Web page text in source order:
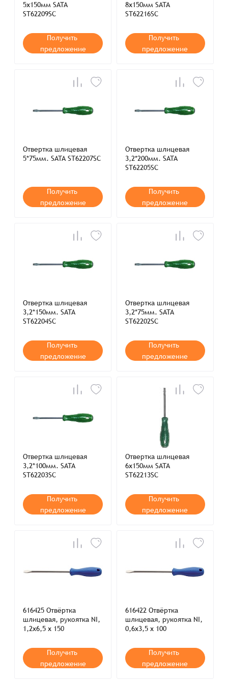
5х150мм SATA
ST62209SC
Получить
предложение
8х150мм SATA
ST62216SC
Получить
предложение
Отвертка шлицевая
5*75мм. SATA ST62207SC
Получить
предложение
Отвертка шлицевая
3,2*200мм. SATA
ST62205SC
Получить
предложение
Отвертка шлицевая
3,2*150мм. SATA
ST62204SC
Получить
предложение
Отвертка шлицевая
3,2*75мм. SATA
ST62202SC
Получить
предложение
Отвертка шлицевая
3,2*100мм. SATA
ST62203SC
Получить
предложение
Отвертка шлицевая
6х150мм SATA
ST62213SC
Получить
предложение
616425 Отвёртка
шлицевая, рукоятка NI,
1,2x6,5 х 150
Получить
предложение
616422 Отвёртка
шлицевая, рукоятка NI,
0,6x3,5 х 100
Получить
предложение